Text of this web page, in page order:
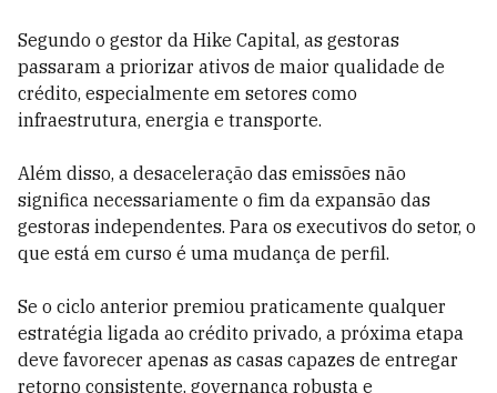
Segundo o gestor da Hike Capital, as gestoras
passaram a priorizar ativos de maior qualidade de
crédito, especialmente em setores como
infraestrutura, energia e transporte.
Além disso, a desaceleração das emissões não
significa necessariamente o fim da expansão das
gestoras independentes. Para os executivos do setor, o
que está em curso é uma mudança de perfil.
Se o ciclo anterior premiou praticamente qualquer
estratégia ligada ao crédito privado, a próxima etapa
deve favorecer apenas as casas capazes de entregar
retorno consistente, governança robusta e